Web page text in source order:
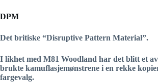
DPM
Det britiske “Disruptive Pattern Material”.
I likhet med M81 Woodland har det blitt et av
brukte kamuflasjemønstrene i en rekke
fargevalg.